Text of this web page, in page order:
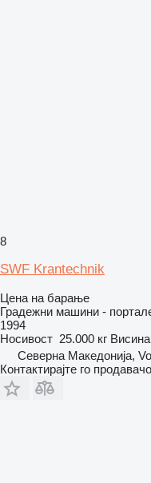
8
SWF Krantechnik
Цена на барање
Градежни машини -
1994
Носивост 25.000 кг
Северна Македонија,
Контактирајте го